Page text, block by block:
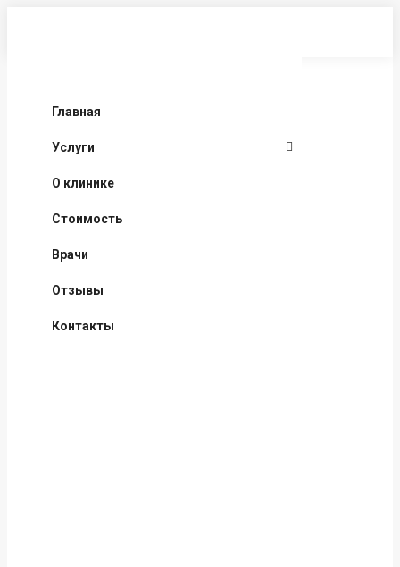
Главная
Услуги
О клинике
Стоимость
Врачи
Отзывы
Контакты